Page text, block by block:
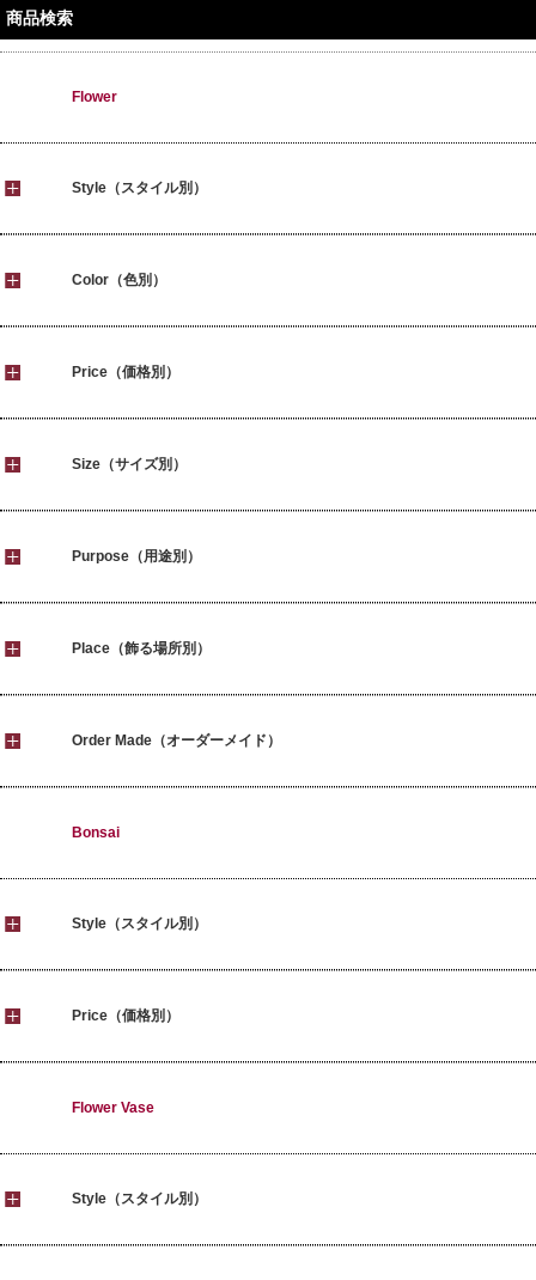
商品検索
Flower
Style（スタイル別）
Color（色別）
Price（価格別）
Size（サイズ別）
Purpose（用途別）
Place（飾る場所別）
Order Made（オーダーメイド）
Bonsai
Style（スタイル別）
Price（価格別）
Flower Vase
Style（スタイル別）